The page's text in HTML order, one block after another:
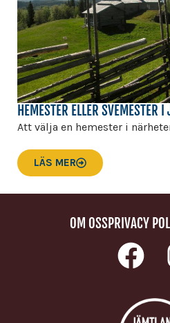
HEMESTER ELLER SVEMESTER
Att välja en hemester i
LÄS MER
OM OSSPRIVACY